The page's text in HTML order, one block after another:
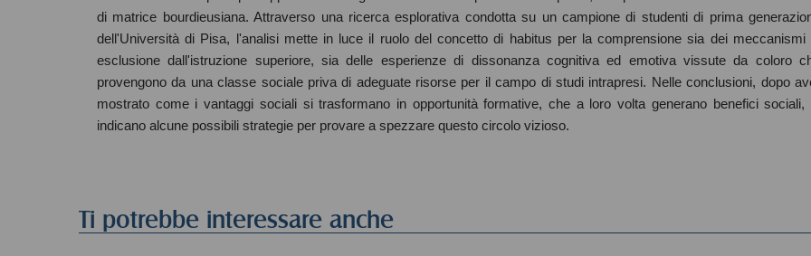
di matrice bourdieusiana. Attraverso una ricerca esplorativa condotta su un campione di studenti di prima
dell'Università di Pisa, l'analisi mette in luce il ruolo del concetto di habitus per la comprensione sia dei meccanismi
esclusione dall'istruzione superiore, sia delle esperienze di dissonanza cognitiva ed emotiva vissute da coloro
provengono da una classe sociale priva di adeguate risorse per il campo di studi intrapresi. Nelle conclusioni, dopo
mostrato come i vantaggi sociali si trasformano in opportunità formative, che a loro volta generano benefici sociali,
indicano alcune possibili strategie per provare a spezzare questo circolo vizioso.
Ti potrebbe interessare anche